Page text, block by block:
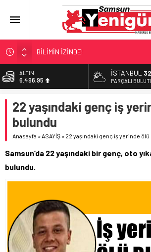
BİLİMİN İZİNDE!
TIR’A ‘ZEHİR’ BASKINI!
FECİ SON!
SAMSUN YANACAK!
ALTIN
6.496,95
13.703,13
DOLAR
47,5639
54,9859
İSTANBUL
PARÇALI
22 yaşındaki genç iş
bulundu
Anasayfa »ASAYİŞ » 22 yaşındaki genç iş yerinde
Samsun’da 22 yaşındaki bir genç, oto
bulundu.